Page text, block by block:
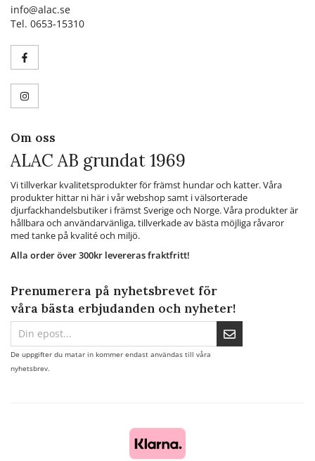
info@alac.se
Tel. 0653-15310
Om oss
ALAC AB grundat 1969
Vi tillverkar kvalitetsprodukter för främst hundar och katter. Våra
produkter hittar ni här i vår webshop samt i välsorterade
djurfackhandelsbutiker i främst Sverige och Norge. Våra produkter är
hållbara och användarvänliga, tillverkade av bästa möjliga råvaror
med tanke på kvalité och miljö.
Alla order över 300kr levereras fraktfritt!
Prenumerera på nyhetsbrevet för
våra bästa erbjudanden och nyheter!
De uppgifter du matar in kommer endast användas till våra
nyhetsbrev.